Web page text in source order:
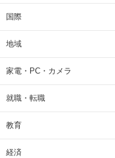
国際
地域
家電・PC・カメラ
就職・転職
教育
経済